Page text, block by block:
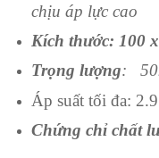
chịu áp lực cao
Kích thước: 100
Trọng lượng:
Áp suất tối đa:
Chứng chỉ chất